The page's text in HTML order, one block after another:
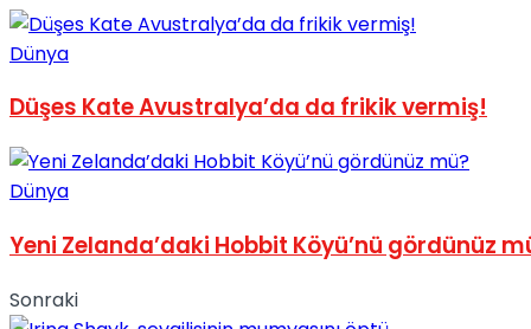
No Result
View All Result
Dünya
Düşes Kate Avustralya’da da frikik vermiş!
Dünya
Yeni Zelanda’daki Hobbit Köyü’nü gördünüz
Sonraki